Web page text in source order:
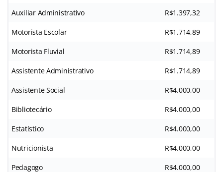
Auxiliar Administrativo R$1.397,32
Motorista Escolar R$1.714,89
Motorista Fluvial R$1.714,89
Assistente Administrativo R$1.714,89
Assistente Social R$4.000,00
Bibliotecário R$4.000,00
Estatístico R$4.000,00
Nutricionista R$4.000,00
Pedagogo R$4.000,00